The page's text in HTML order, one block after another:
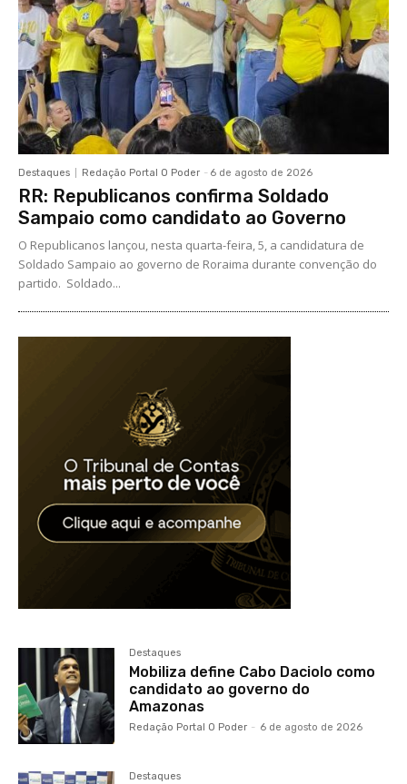
Destaques Redação Portal O Poder - 6 de agosto de 2026
RR: Republicanos confirma Soldado
Sampaio como candidato ao Governo
O Republicanos lançou, nesta quarta-feira, 5, a candidatura de
Soldado Sampaio ao governo de Roraima durante convenção do
partido. Soldado...
Destaques
Mobiliza define Cabo Daciolo como
candidato ao governo do
Amazonas
Redação Portal O Poder - 6 de agosto de 2026
Destaques